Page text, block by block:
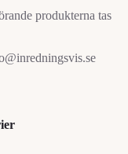
produkterna tas